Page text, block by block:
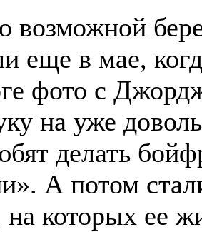
возможной
еще в мае,
фото с
на уже
делать
А потом
на которых ее